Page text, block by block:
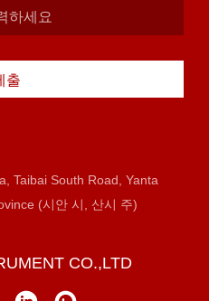
출
Taibai South Road, Yanta
(시안 시, 산시 주)
CO.,LTD